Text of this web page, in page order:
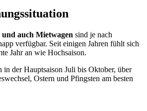
und auch Mietwagen sind je nach
verfügbar. Seit einigen Jahren fühlt sich
Jahr an wie Hochsaison.
in der Hauptsaison Juli bis Oktober, über
Ostern und Pfingsten am besten